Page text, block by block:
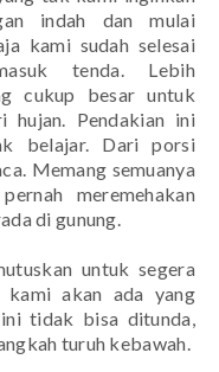
indah dan mulai
kami sudah selesai
tenda. Lebih
cukup besar untuk
hujan. Pendakian ini
belajar. Dari porsi
Memang semuanya
meremehakan
di gunung.
untuk segera
kami akan ada yang
tidak bisa ditunda,
turuh kebawah.